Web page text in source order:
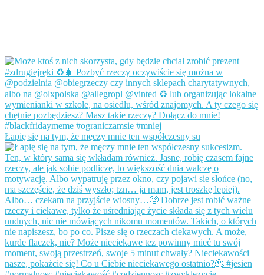
Łapię się na tym, że męczy mnie ten współczesny su